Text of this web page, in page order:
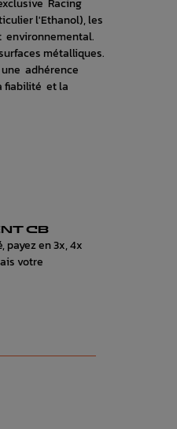
l'Ethanol), les
environnemental.
métalliques.
adhérence
fiabilité et la
CB
payez en 3x, 4x
votre